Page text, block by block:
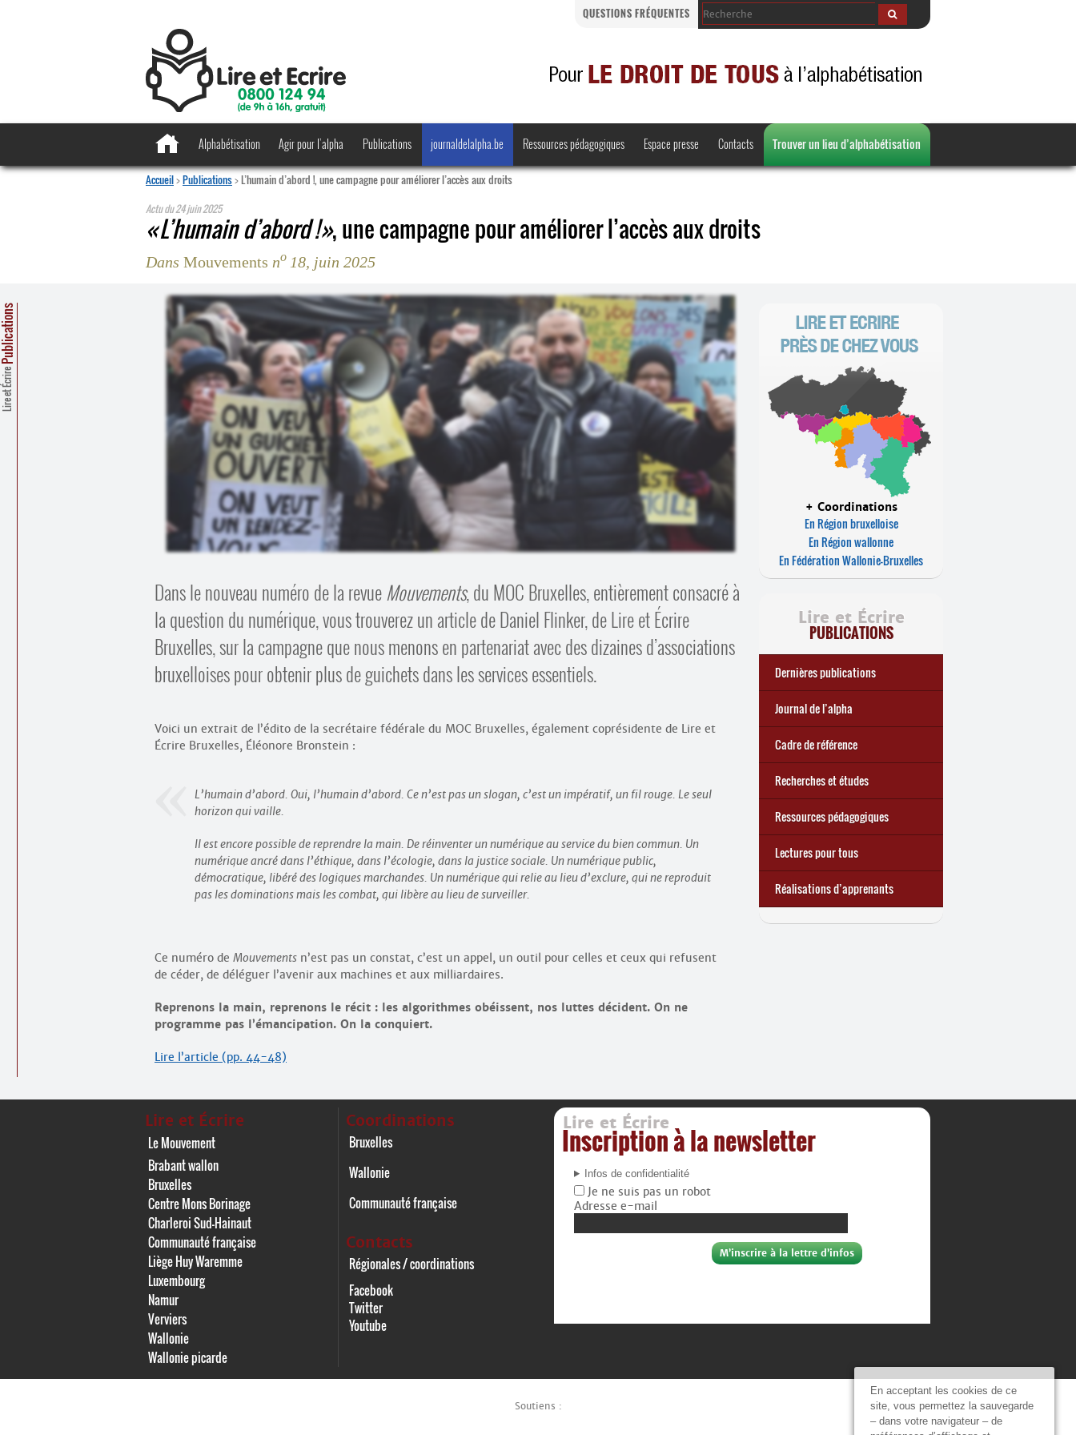
En acceptant les cookies de ce
site, vous permettez la sauvegarde
– dans votre navigateur – de
QUESTIONS FRÉQUENTES
Alphabétisation Agir pour l’alpha
Regards croisés
Publications
·
journaldelalpha.be Ressources pédagogiques
Bienvenue en Belgique
Espace presse Contacts Trouver un lieu d’alphabétisation
Accueil>Publications>L’humain d’abord !, une campagne pour améliorer l’accès aux droits
Actu du24 juin 2025
L’humain d’abord ! , une campagne pour améliorer l’accès aux droits
Dans Mouvements no 18, juin 2025
Lire et Écrire
Dans le nouveau numéro de la revueMouvements, du MOC Bruxelles, entièrement consacré à
la question du numérique, vous trouverez un article de Daniel Flinker, de Lire et Écrire
Bruxelles, sur la campagne que nous menons en partenariat avec des dizaines d’associations
bruxelloises pour obtenir plus de guichets dans les services essentiels.
Voici un extrait de l’édito de la secrétaire fédérale du MOC Bruxelles, également coprésidente de Lire et
Écrire Bruxelles, Éléonore Bronstein :
L’humain d’abord. Oui, l’humain d’abord. Ce n’est pas un slogan, c’est un impératif, un fil rouge. Le seul
horizon qui vaille.
Il est encore possible de reprendre la main. De réinventer un numérique au service du bien commun. Un
numérique ancré dans l’éthique, dans l’écologie, dans la justice sociale. Un numérique public,
démocratique, libéré des logiques marchandes. Un numérique qui relie au lieu d’exclure, qui ne reproduit
pas les dominations mais les combat, qui libère au lieu de surveiller.
Ce numéro de Mouvements n’est pas un constat, c’est un appel, un outil pour celles et ceux qui refusent
de céder, de déléguer l’avenir aux machines et aux milliardaires.
Reprenons la main, reprenons le récit : les algorithmes obéissent, nos luttes décident. On ne
programme pas l’émancipation. On la conquiert.
Lire l’article (pp. 44-48)
+ Coordinations
En Région bruxelloise
En Région wallonne
En Fédération Wallonie-Bruxelles
Lire et Écrire
PUBLICATIONS
Dernières publications
Réforme des allocations de
chômage : premiers bilans
🎬 L’alpha populaire : c’est
Statistiques 2025 sur les
apprenant ·es à Lire et Écrire
Journal de l’alpha 241 (2
trimestre 2026) : Militer pour
... Tous les articles
Journal de l’alpha
Cadre de référence
Recherches et études
Ressources pédagogiques
Lectures pour tous
Réalisations d’apprenants
Lire et Écrire
Le Mouvement
Brabant wallon
Bruxelles
Centre Mons Borinage
Charleroi Sud-Hainaut
Communauté française
Liège Huy Waremme
Luxembourg
Namur
Verviers
Wallonie
Wallonie picarde
Coordinations
Bruxelles
Wallonie
Communauté française
Contacts
Régionales / coordinations
Facebook
Twitter
Youtube
Lire et Écrire
Inscription à la newsletter
Infos de confidentialité
Je ne suis pas un robot
Adresse e-mail
Soutiens :